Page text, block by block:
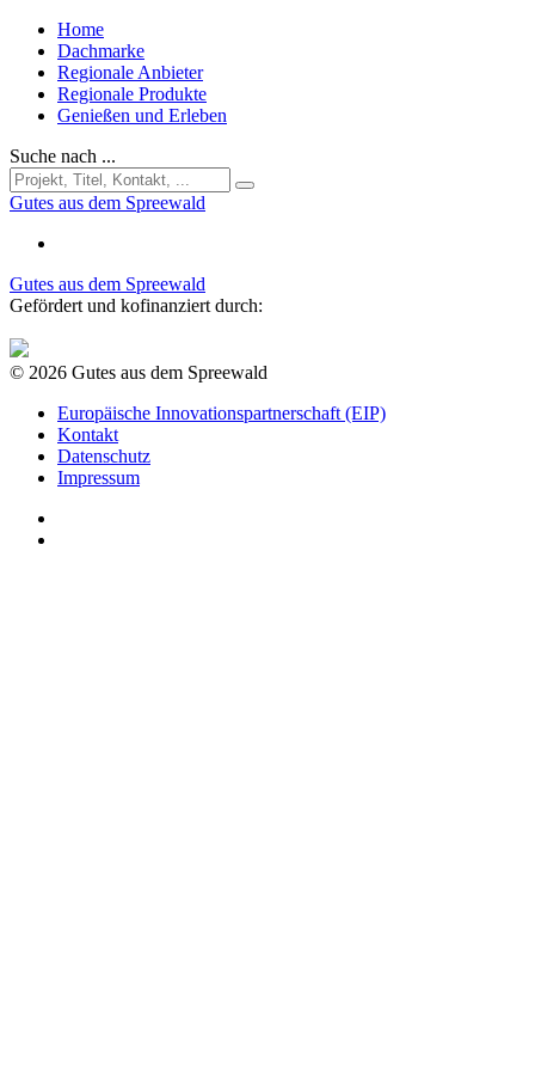
Home
Dachmarke
Regionale Anbieter
Regionale Produkte
Genießen und Erleben
Suche nach ...
Gutes aus dem Spreewald
Gutes aus dem Spreewald
Gefördert und kofinanziert durch:
© 2026 Gutes aus dem Spreewald
Europäische Innovationspartnerschaft (EIP)
Kontakt
Datenschutz
Impressum